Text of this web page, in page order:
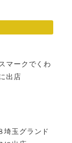
マークでくわ
出店
埼玉グランド